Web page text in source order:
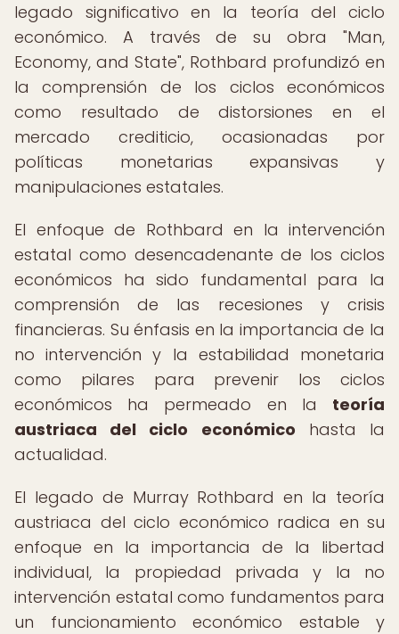
legado significativo en la teoría del ciclo
económico. A través de su obra "Man,
Economy, and State", Rothbard profundizó en
la comprensión de los ciclos económicos
como resultado de distorsiones en el
mercado crediticio, ocasionadas por
políticas monetarias expansivas y
manipulaciones estatales.
El enfoque de Rothbard en la intervención
estatal como desencadenante de los ciclos
económicos ha sido fundamental para la
comprensión de las recesiones y crisis
financieras. Su énfasis en la importancia de la
no intervención y la estabilidad monetaria
como pilares para prevenir los ciclos
económicos ha permeado en la teoría
austriaca del ciclo económico hasta la
actualidad.
El legado de Murray Rothbard en la teoría
austriaca del ciclo económico radica en su
enfoque en la importancia de la libertad
individual, la propiedad privada y la no
intervención estatal como fundamentos para
un funcionamiento económico estable y